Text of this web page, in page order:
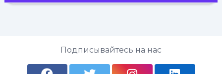
Подписывайтесь на нас